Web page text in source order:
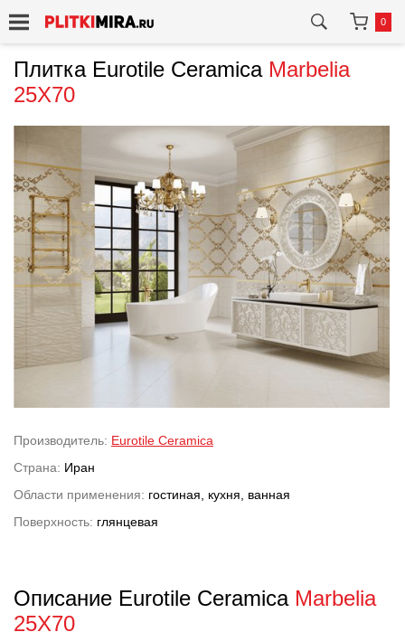
0
Плитка Eurotile Ceramica Marbelia
25X70
Производитель: Eurotile Ceramica
Страна: Иран
Области применения: гостиная, кухня, ванная
Поверхность: глянцевая
Описание Eurotile Ceramica Marbelia
25X70